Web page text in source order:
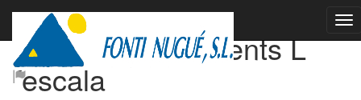
Lloguer Apartaments L
´escala